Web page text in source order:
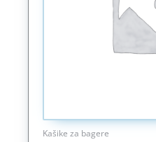
Kašike za bagere